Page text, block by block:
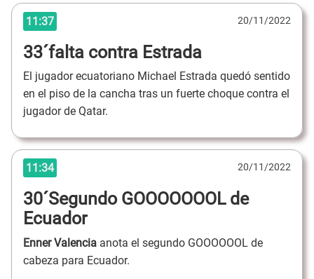
11:37 20/11/2022
33´falta contra Estrada
El jugador ecuatoriano Michael Estrada quedó sentido
en el piso de la cancha tras un fuerte choque contra el
jugador de Qatar.
11:34 20/11/2022
30´Segundo GOOOOOOOL de
Ecuador
Enner Valencia anota el segundo GOOOOOOL de
cabeza para Ecuador.